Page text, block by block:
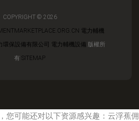
COPYRIGHT © 2026
電力輔機
環保設備有限公司 電力輔機設備 版權所
有 SITEMAP
您可能还对以下资源感兴趣：云浮蕉佣